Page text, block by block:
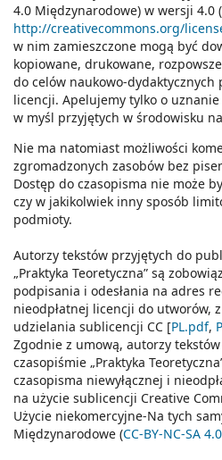
4.0 Międzynarodowe) w wersji 4.0
http://creativecommons.org/
w nim zamieszczone mogą być
kopiowane, drukowane,
do celów naukowo-
licencji. Apelujemy tylko o
w myśl przyjętych w środowisku
Nie ma natomiast możliwości
zgromadzonych zasobów bez
Dostęp do czasopisma nie może
czy w jakikolwiek inny sposób
podmioty.
Autorzy tekstów przyjętych do
„Praktyka Teoretyczna” są
podpisania i odesłania na adres
nieodpłatnej licencji do utworów,
udzielania sublicencji CC [PL.pdf,
Zgodnie z umową, autorzy
czasopiśmie „Praktyka
czasopisma niewyłącznej i
na użycie sublicencji Creative
Użycie niekomercyjne-Na tych
Międzynarodowe (CC-BY-NC-SA 4.0